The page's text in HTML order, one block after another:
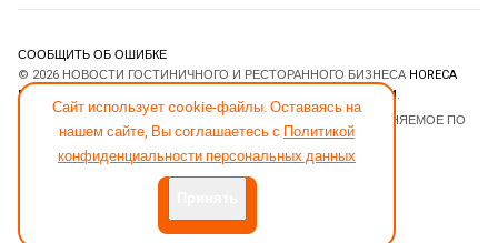
Сайт использует cookie-файлы. Оставаясь на
нашем сайте, Вы соглашаетесь с Политикой
конфиденциальности персональных данных
СООБЩИТЬ ОБ ОШИБКЕ
© 2026 НОВОСТИ ГОСТИНИЧНОГО И РЕСТОРАННОГО БИЗНЕСА HORECA
ESTATE
JOOMLART.COM.
- ПРОГРАММНОЕ ОБЕСПЕЧЕНИЕ, РАСПРОСТРАНЯЕМОЕ ПО
ЛИЦЕНЗИИGNU GENERAL PUBLIC LICENSE.